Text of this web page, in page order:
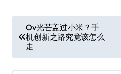
章
导
Ov光芒盖过小米？手
机创新之路究竟该怎么
走